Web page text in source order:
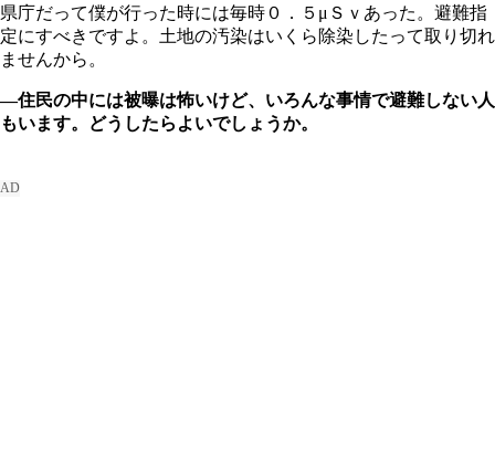
県庁だって僕が行った時には毎時０．５μＳｖあった。避難指
定にすべきですよ。土地の汚染はいくら除染したって取り切れ
ませんから。
―住民の中には被曝は怖いけど、いろんな事情で避難しない人
もいます。どうしたらよいでしょうか。